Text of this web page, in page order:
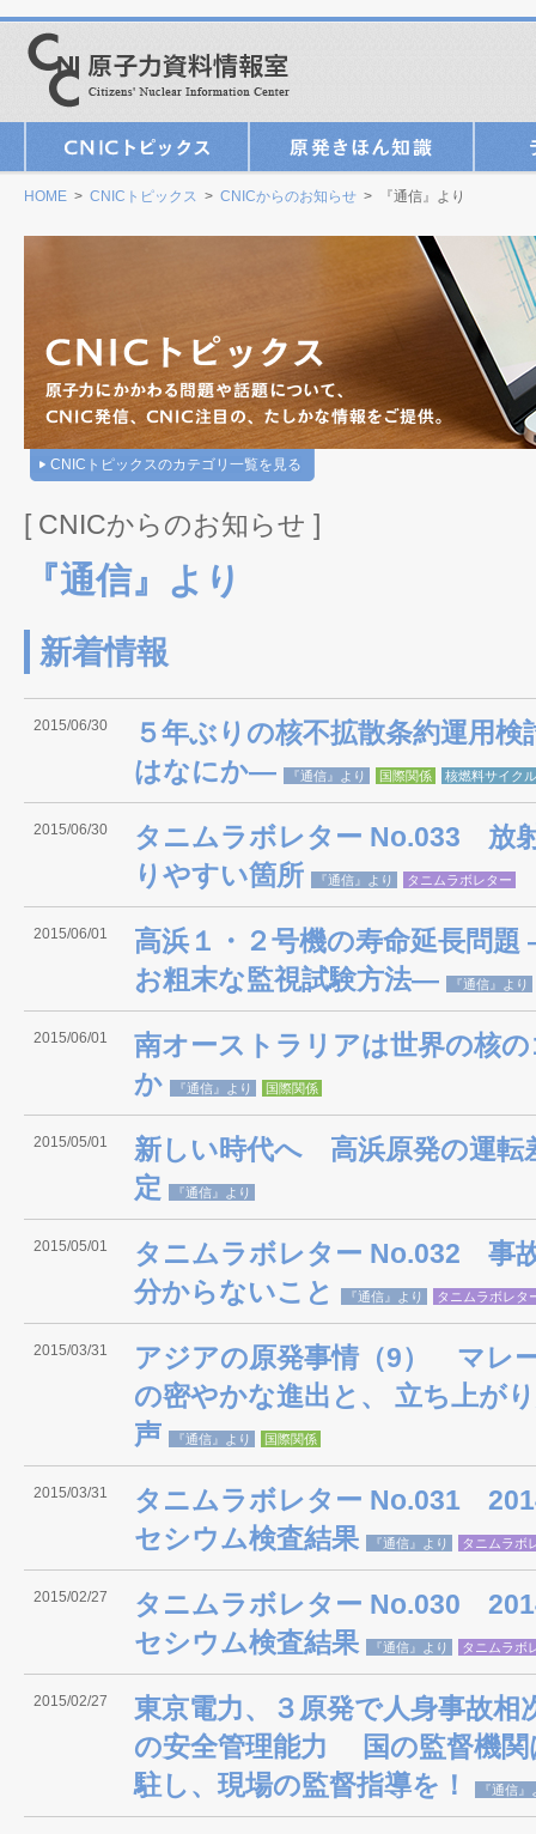
HOME > CNICトピックス > CNICからのお知らせ > 『通信』より
CNICトピックスのカテゴリ一覧を見る
[ CNICからのお知らせ ]
『通信』より
新着情報
2015/06/30
５年ぶりの核不拡散条約運用
はなにか―
『通信』より 国際関係 核燃料サイクル
2015/06/30
タニムラボレター No.033 放
りやすい箇所
『通信』より タニムラボレター
2015/06/01
高浜１・２号機の寿命延長問
お粗末な監視試験方法―
『通信』より
2015/06/01
南オーストラリアは世界の核
か
『通信』より 国際関係
2015/05/01
新しい時代へ 高浜原発の運転
定
『通信』より
2015/05/01
タニムラボレター No.032 事
分からないこと
『通信』より タニムラボレタ
2015/03/31
アジアの原発事情（9） マレ
の密やかな進出と、 立ち上が
声
『通信』より 国際関係
2015/03/31
タニムラボレター No.031
セシウム検査結果
『通信』より タニムラボ
2015/02/27
タニムラボレター No.030
セシウム検査結果
『通信』より タニムラボ
2015/02/27
東京電力、３原発で人身事故
の安全管理能力 国の監督機関
駐し、現場の監督指導を！
『通信』